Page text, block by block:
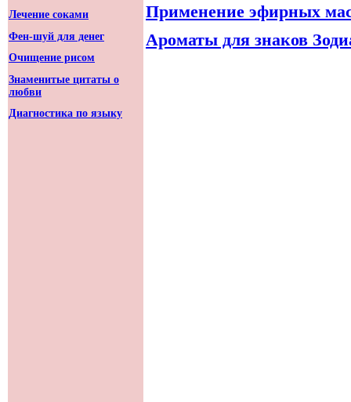
Лечение соками
Фен-шуй для денег
Очищение рисом
Знаменитые цитаты о
любви
Диагностика по языку
Применение эфирных
Ароматы для знаков